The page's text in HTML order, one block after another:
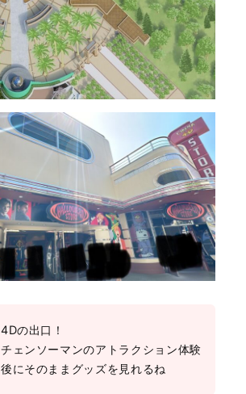
4Dの出口！
チェンソーマンのアトラクション体験
後にそのままグッズを見れるね